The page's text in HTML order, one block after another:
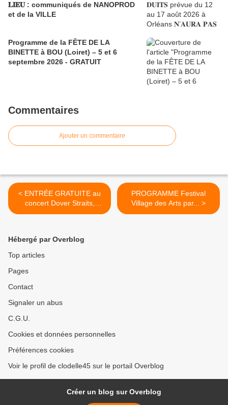
𝐋𝐈𝐄𝐔 : communiqués de NANOPROD
et de la VILLE
Programme de la FÊTE DE LA
BINETTE à BOU (Loiret) – 5 et 6
septembre 2026 - GRATUIT
Commentaires
Ajouter un commentaire
< ENTRÉE GRATUITE au
concert Dover Straits,
tribute...
PROGRAMME Festival
Village des Arts par... >
Hébergé par Overblog
Top articles
Pages
Contact
Signaler un abus
C.G.U.
Cookies et données personnelles
Préférences cookies
Voir le profil de clodelle45 sur le portail Overblog
Créer un blog sur Overblog